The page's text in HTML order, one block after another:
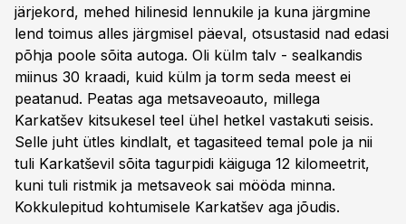
järjekord, mehed hilinesid lennukile ja kuna järgmine
lend toimus alles järgmisel päeval, otsustasid nad edasi
põhja poole sõita autoga. Oli külm talv - sealkandis
miinus 30 kraadi, kuid külm ja torm seda meest ei
peatanud. Peatas aga metsaveoauto, millega
Karkatšev kitsukesel teel ühel hetkel vastakuti seisis.
Selle juht ütles kindlalt, et tagasiteed temal pole ja nii
tuli Karkatševil sõita tagurpidi käiguga 12 kilomeetrit,
kuni tuli ristmik ja metsaveok sai mööda minna.
Kokkulepitud kohtumisele Karkatšev aga jõudis.